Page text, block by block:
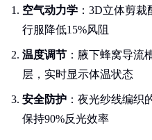
空气动力学 ：3D立体剪
行服降低15%风阻
温度调节 ：腋下蜂窝导流
层，实时显示体温状态
安全防护 ：夜光纱线编织
保持90%反光效率